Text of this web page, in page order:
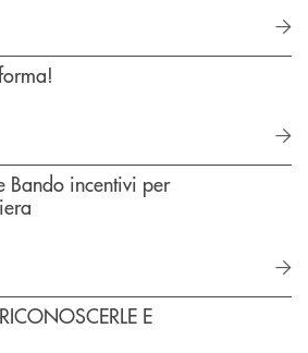
Bando incentivi per
E